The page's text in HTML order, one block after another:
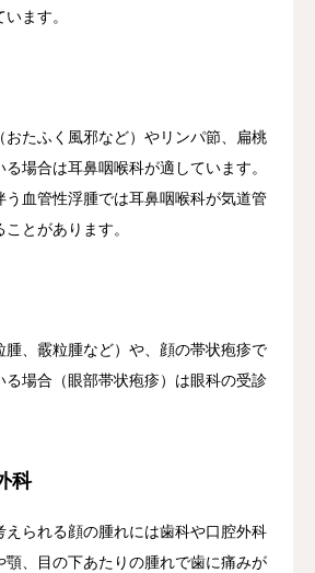
ます。
おたふく風邪など）やリンパ節、扁桃
場合は耳鼻咽喉科が適しています。
う血管性浮腫では耳鼻咽喉科が気道管
とがあります。
腫、霰粒腫など）や、顔の帯状疱疹で
る場合（眼部帯状疱疹）は眼科の受診
科
えられる顔の腫れには歯科や口腔外科
顎、目の下あたりの腫れで歯に痛みが